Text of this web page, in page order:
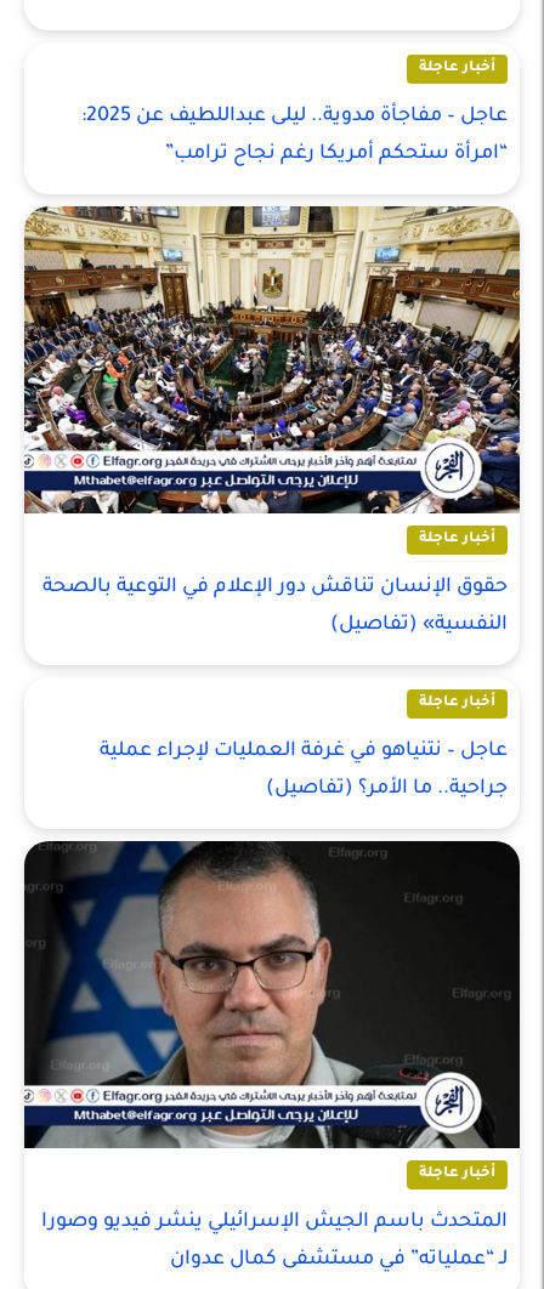
أخبار عاجلة
عاجل – مفاجأة مدوية.. ليلى عبداللطيف عن 2025:
“امرأة ستحكم أمريكا رغم نجاح ترامب”
أخبار عاجلة
حقوق الإنسان تناقش دور الإعلام في التوعية بالصحة
النفسية» (تفاصيل)
أخبار عاجلة
عاجل – نتنياهو في غرفة العمليات لإجراء عملية
جراحية.. ما الأمر؟ (تفاصيل)
أخبار عاجلة
المتحدث باسم الجيش الإسرائيلي ينشر فيديو وصورا
لـ “عملياته” في مستشفى كمال عدوان